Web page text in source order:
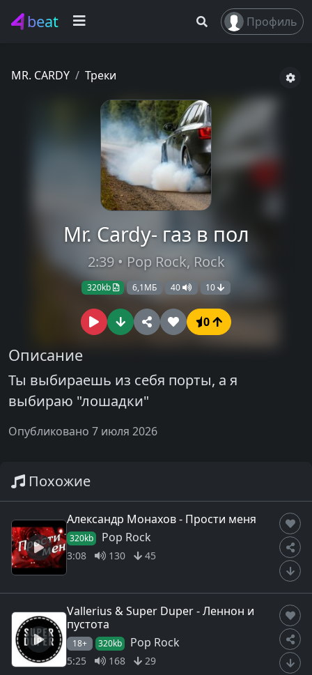
beat Профиль
MR. CARDY Треки
Mr. Сardy- газ в пол
2:39 • Pop Rock, Rock
320kb 6,1МБ 40 10
0
Описание
Ты выбираешь из себя порты, а я
выбираю "лошадки"
Опубликовано 7 июля 2026
Похожие
Александр Монахов - Прости меня
320kb Pop Rock
3:08 130 45
Vallerius & Super Duper - Леннон и
пустота
18+ 320kb Pop Rock
5:25 168 29